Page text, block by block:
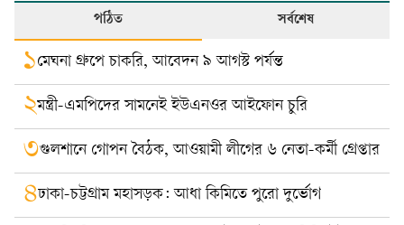
পঠিত সর্বশেষ
১মেঘনা গ্রুপে চাকরি, আবেদন ৯ আগস্ট পর্যন্ত
২মন্ত্রী-এমপিদের সামনেই ইউএনওর আইফোন চুরি
৩গুলশানে গোপন বৈঠক, আওয়ামী লীগের ৬ নেতা-কর্মী গ্রেপ্তার
৪ঢাকা-চট্টগ্রাম মহাসড়ক: আধা কিমিতে পুরো দুর্ভোগ